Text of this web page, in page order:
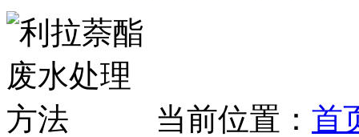
当前位置： 首